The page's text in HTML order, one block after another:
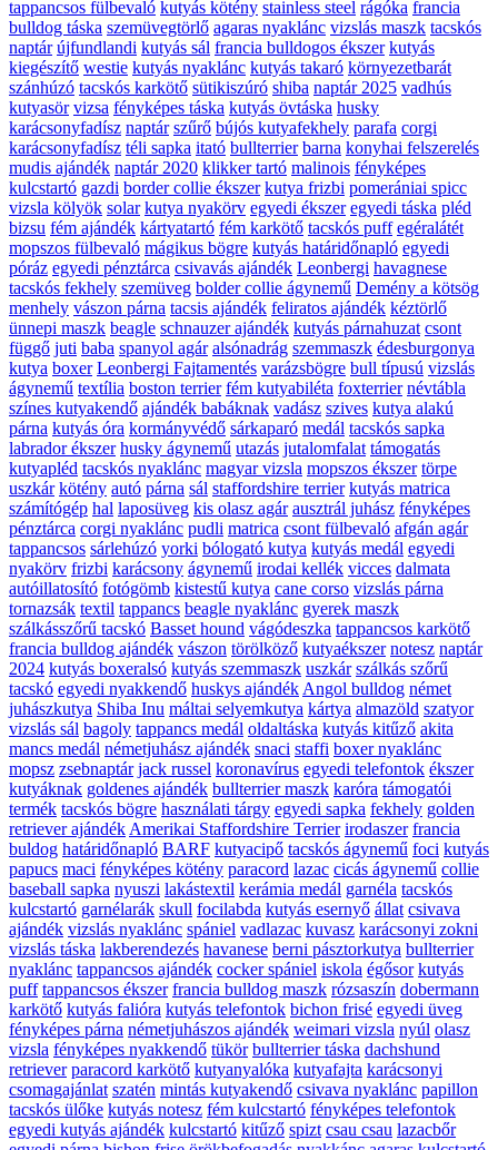
tappancsos fülbevaló kutyás kötény stainless steel rágóka francia
bulldog táska szemüvegtörlő agaras nyaklánc vizslás maszk tacskós
naptár újfundlandi kutyás sál francia bulldogos ékszer kutyás
kiegészítő westie kutyás nyaklánc kutyás takaró környezetbarát
szánhúzó tacskós karkötő sütikiszúró shiba naptár 2025 vadhús
kutyasör vizsa fényképes táska kutyás övtáska husky
karácsonyfadísz naptár szűrő bújós kutyafekhely parafa corgi
karácsonyfadísz téli sapka itató bullterrier barna konyhai felszerelés
mudis ajándék naptár 2020 klikker tartó malinois fényképes
kulcstartó gazdi border collie ékszer kutya frizbi pomerániai spicc
vizsla kölyök solar kutya nyakörv egyedi ékszer egyedi táska pléd
bizsu fém ajándék kártyatartó fém karkötő tacskós puff egéralátét
mopszos fülbevaló mágikus bögre kutyás határidőnapló egyedi
póráz egyedi pénztárca csivavás ajándék Leonbergi havagnese
tacskós fekhely szemüveg bolder collie ágynemű Demény a kötsög
menhely vászon párna tacsis ajándék feliratos ajándék kéztörlő
ünnepi maszk beagle schnauzer ajándék kutyás párnahuzat csont
függő juti baba spanyol agár alsónadrág szemmaszk édesburgonya
kutya boxer Leonbergi Fajtamentés varázsbögre bull típusú vizslás
ágynemű textília boston terrier fém kutyabiléta foxterrier névtábla
színes kutyakendő ajándék babáknak vadász szives kutya alakú
párna kutyás óra kormányvédő sárkaparó medál tacskós sapka
labrador ékszer husky ágynemű utazás jutalomfalat támogatás
kutyapléd tacskós nyaklánc magyar vizsla mopszos ékszer törpe
uszkár kötény autó párna sál staffordshire terrier kutyás matrica
számítógép hal laposüveg kis olasz agár ausztrál juhász fényképes
pénztárca corgi nyaklánc pudli matrica csont fülbevaló afgán agár
tappancsos sárlehúzó yorki bólogató kutya kutyás medál egyedi
nyakörv frizbi karácsony ágynemű irodai kellék vicces dalmata
autóillatosító fotógömb kistestű kutya cane corso vizslás párna
tornazsák textil tappancs beagle nyaklánc gyerek maszk
szálkásszőrű tacskó Basset hound vágódeszka tappancsos karkötő
francia bulldog ajándék vászon törölköző kutyaékszer notesz naptár
2024 kutyás boxeralsó kutyás szemmaszk uszkár szálkás szőrű
tacskó egyedi nyakkendő huskys ajándék Angol bulldog német
juhászkutya Shiba Inu máltai selyemkutya kártya almazöld szatyor
vizslás sál bagoly tappancs medál oldaltáska kutyás kitűző akita
mancs medál németjuhász ajándék snaci staffi boxer nyaklánc
mopsz zsebnaptár jack russel koronavírus egyedi telefontok ékszer
kutyáknak goldenes ajándék bullterrier maszk karóra támogatói
termék tacskós bögre használati tárgy egyedi sapka fekhely golden
retriever ajándék Amerikai Staffordshire Terrier irodaszer francia
buldog határidőnapló BARF kutyacipő tacskós ágynemű foci kutyás
papucs maci fényképes kötény paracord lazac cicás ágynemű collie
baseball sapka nyuszi lakástextil kerámia medál garnéla tacskós
kulcstartó garnélarák skull focilabda kutyás esernyő állat csivava
ajándék vizslás nyaklánc spániel vadlazac kuvasz karácsonyi zokni
vizslás táska lakberendezés havanese berni pásztorkutya bullterrier
nyaklánc tappancsos ajándék cocker spániel iskola égősor kutyás
puff tappancsos ékszer francia bulldog maszk rózsaszín dobermann
karkötő kutyás falióra kutyás telefontok bichon frisé egyedi üveg
fényképes párna németjuhászos ajándék weimari vizsla nyúl olasz
vizsla fényképes nyakkendő tükör bullterrier táska dachshund
retriever paracord karkötő kutyanyalóka kutyafajta karácsonyi
csomagajánlat szatén mintás kutyakendő csivava nyaklánc papillon
tacskós ülőke kutyás notesz fém kulcstartó fényképes telefontok
egyedi kutyás ajándék kulcstartó kitűző spizt csau csau lazacbőr